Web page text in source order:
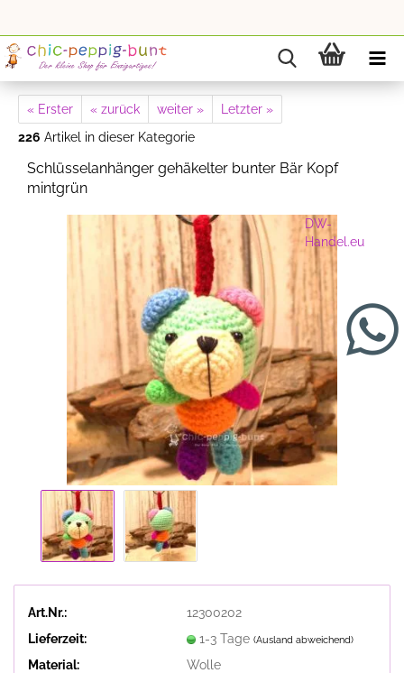
« Erster « zurück weiter »
Letzter »
226 Artikel in dieser Kategorie
Schlüsselanhänger gehäkelter bunter Bär Kopf
mintgrün
DW-
Handel.eu
Art.Nr.:
12300202
Lieferzeit:
1-3 Tage (Ausland abweichend)
Material:
Wolle